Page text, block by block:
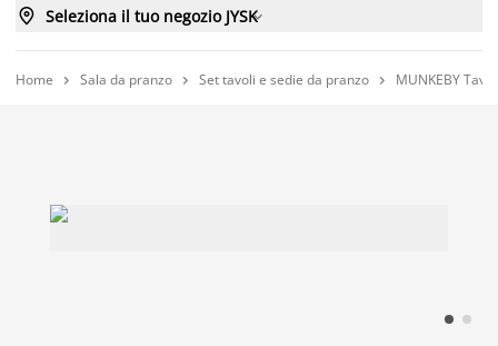
 Seleziona il tuo negozio JYSK
Home  Sala da pranzo  Set tavoli e sedie da pranzo  MUNKEBY